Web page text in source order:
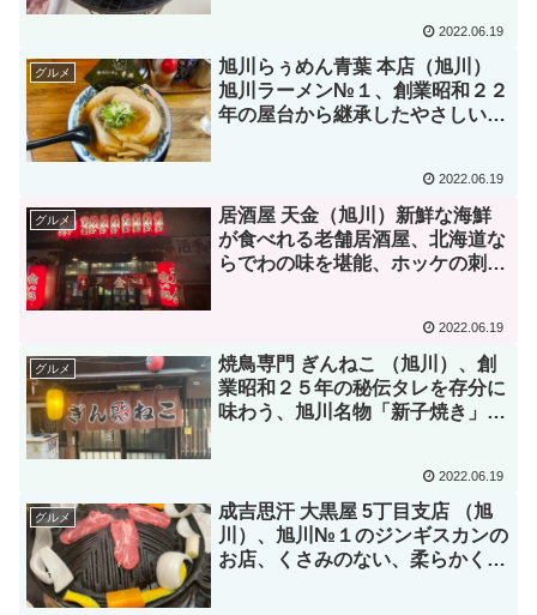
2022.06.19
グルメ
旭川らぅめん青葉 本店（旭川）
旭川ラーメン№１、創業昭和２２
年の屋台から継承したやさしい
2022.06.19
グルメ
居酒屋 天金（旭川）新鮮な海鮮
が食べれる老舗居酒屋、北海道な
らでわの味を堪能、ホッケの刺身
2022.06.19
グルメ
焼鳥専門 ぎんねこ （旭川）、創
業昭和２５年の秘伝タレを存分に
味わう、旭川名物「新子焼き」を
2022.06.19
グルメ
成吉思汗 大黒屋 5丁目支店 （旭
川）、旭川№１のジンギスカンの
お店、くさみのない、柔らかく美